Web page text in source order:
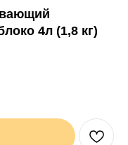
81
4л (1,8 кг)